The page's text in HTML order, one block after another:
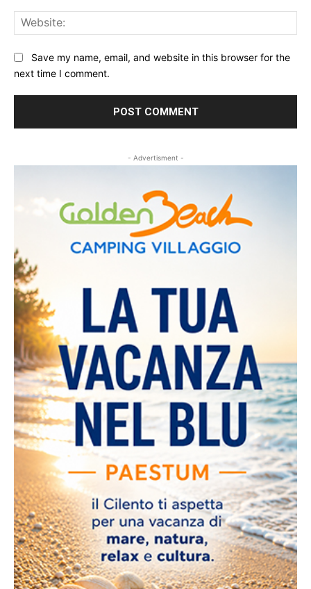
Save my name, email, and website in this browser for the
next time I comment.
- Advertisment -